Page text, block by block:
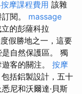
摩課程費用 該雜
閱。 massage
的彭薩科拉
假勝地之一，這要
自然保護區。 獨
客的關注。 按摩
包括鋁製設計，五十
尼和沃爾達·貝斯